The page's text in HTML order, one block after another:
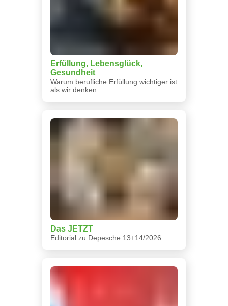
Erfüllung, Lebensglück,
Gesundheit
Warum berufliche Erfüllung wichtiger ist
als wir denken
Das JETZT
Editorial zu Depesche 13+14/2026